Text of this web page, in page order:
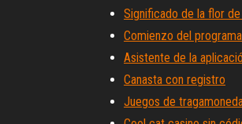
Significado de la flor
Comienzo del
Asistente de la
Canasta con registro
Juegos de